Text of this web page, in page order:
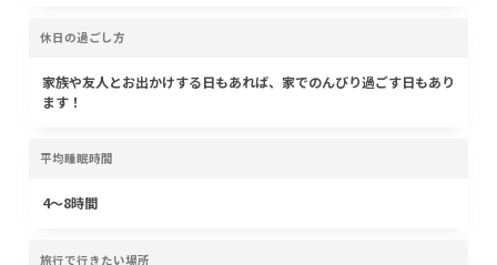
休日の過ごし方
家族や友人とお出かけする日もあれば、家でのんびり過ごす日もあり
ます！
平均睡眠時間
4〜8時間
旅行で行きたい場所